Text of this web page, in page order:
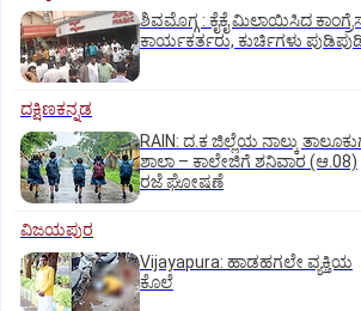
ಶಿವಮೊಗ್ಗ : ಕೈಕೈ ಮಿಲಾಯಿಸಿದ
ಕಾರ್ಯಕರ್ತರು, ಕುರ್ಚಿಗಳು
ದಕ್ಷಿಣಕನ್ನಡ
RAIN: ದ.ಕ ಜಿಲ್ಲೆಯ ನಾಲ್ಕು
ಶಾಲಾ – ಕಾಲೇಜಿಗೆ ಶನಿವಾರ (ಆ.08)
ರಜೆ ಘೋಷಣೆ
ವಿಜಯಪುರ
Vijayapura: ಹಾಡಹಗಲೇ ವ್ಯಕ್ತಿಯ
ಕೊಲೆ